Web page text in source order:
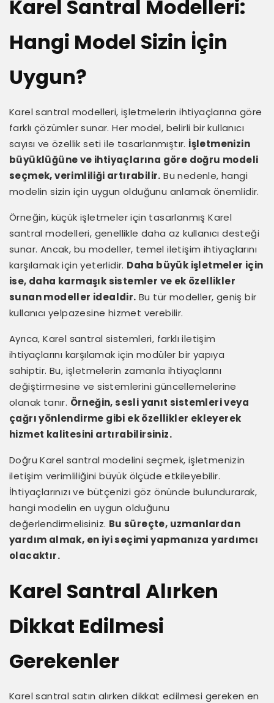
Karel Santral Modelleri:
Hangi Model Sizin İçin
Uygun?
Karel santral modelleri, işletmelerin ihtiyaçlarına göre
farklı çözümler sunar. Her model, belirli bir kullanıcı
sayısı ve özellik seti ile tasarlanmıştır. İşletmenizin
büyüklüğüne ve ihtiyaçlarına göre doğru modeli
seçmek, verimliliği artırabilir. Bu nedenle, hangi
modelin sizin için uygun olduğunu anlamak önemlidir.
Örneğin, küçük işletmeler için tasarlanmış Karel
santral modelleri, genellikle daha az kullanıcı desteği
sunar. Ancak, bu modeller, temel iletişim ihtiyaçlarını
karşılamak için yeterlidir. Daha büyük işletmeler için
ise, daha karmaşık sistemler ve ek özellikler
sunan modeller idealdir. Bu tür modeller, geniş bir
kullanıcı yelpazesine hizmet verebilir.
Ayrıca, Karel santral sistemleri, farklı iletişim
ihtiyaçlarını karşılamak için modüler bir yapıya
sahiptir. Bu, işletmelerin zamanla ihtiyaçlarını
değiştirmesine ve sistemlerini güncellemelerine
olanak tanır. Örneğin, sesli yanıt sistemleri veya
çağrı yönlendirme gibi ek özellikler ekleyerek
hizmet kalitesini artırabilirsiniz.
Doğru Karel santral modelini seçmek, işletmenizin
iletişim verimliliğini büyük ölçüde etkileyebilir.
İhtiyaçlarınızı ve bütçenizi göz önünde bulundurarak,
hangi modelin en uygun olduğunu
değerlendirmelisiniz. Bu süreçte, uzmanlardan
yardım almak, en iyi seçimi yapmanıza yardımcı
olacaktır.
Karel Santral Alırken
Dikkat Edilmesi
Gerekenler
Karel santral satın alırken dikkat edilmesi gereken en